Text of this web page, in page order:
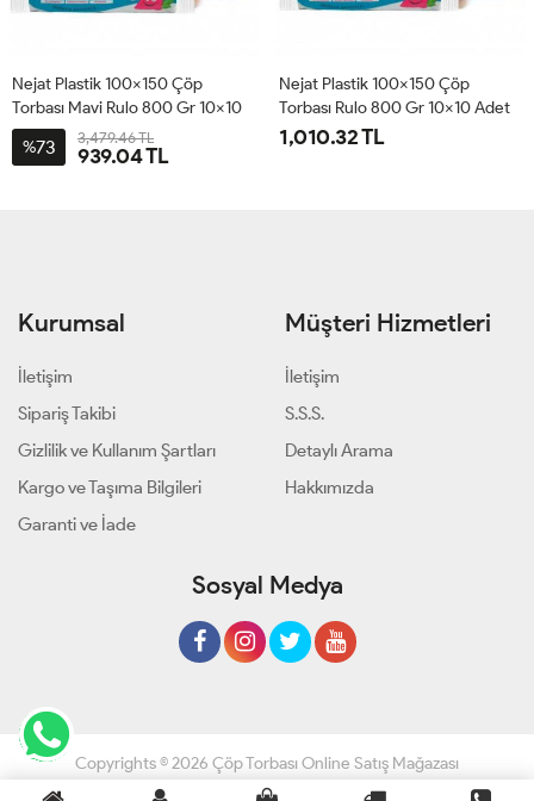
Nejat Plastik 100x150 Çöp
Torbası Mavi Rulo 800 Gr 10x10
Adet
%73 3,479.46 TL
939.04 TL
Nejat Plastik 100x150 Çöp
Torbası Rulo 800 Gr 10x10 Adet
1,010.32 TL
Kurumsal
İletişim
Sipariş Takibi
Gizlilik ve Kullanım Şartları
Kargo ve Taşıma Bilgileri
Garanti ve İade
Müşteri Hizmetleri
İletişim
S.S.S.
Detaylı Arama
Hakkımızda
Sosyal Medya
Copyrights © 2026 Çöp Torbası Online Satış Mağazası